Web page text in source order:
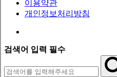
이용약관
개인정보처리방침
검색어 입력 필수